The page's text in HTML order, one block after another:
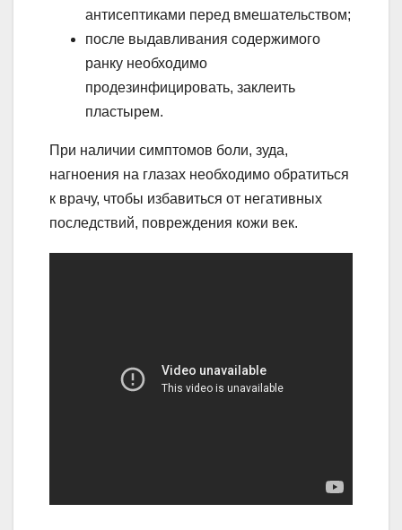
антисептиками перед вмешательством;
после выдавливания содержимого
ранку необходимо
продезинфицировать, заклеить
пластырем.
При наличии симптомов боли, зуда,
нагноения на глазах необходимо обратиться
к врачу, чтобы избавиться от негативных
последствий, повреждения кожи век.